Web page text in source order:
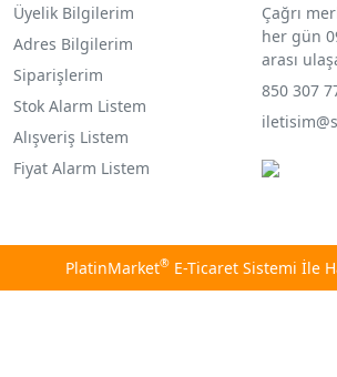
Üyelik Bilgilerim
Adres Bilgilerim
Siparişlerim
Stok Alarm Listem
Alışveriş Listem
Fiyat Alarm Listem
Çağrı
her gün
arası
850 307
PlatinMarket®E-Ticaret Sistemi İle